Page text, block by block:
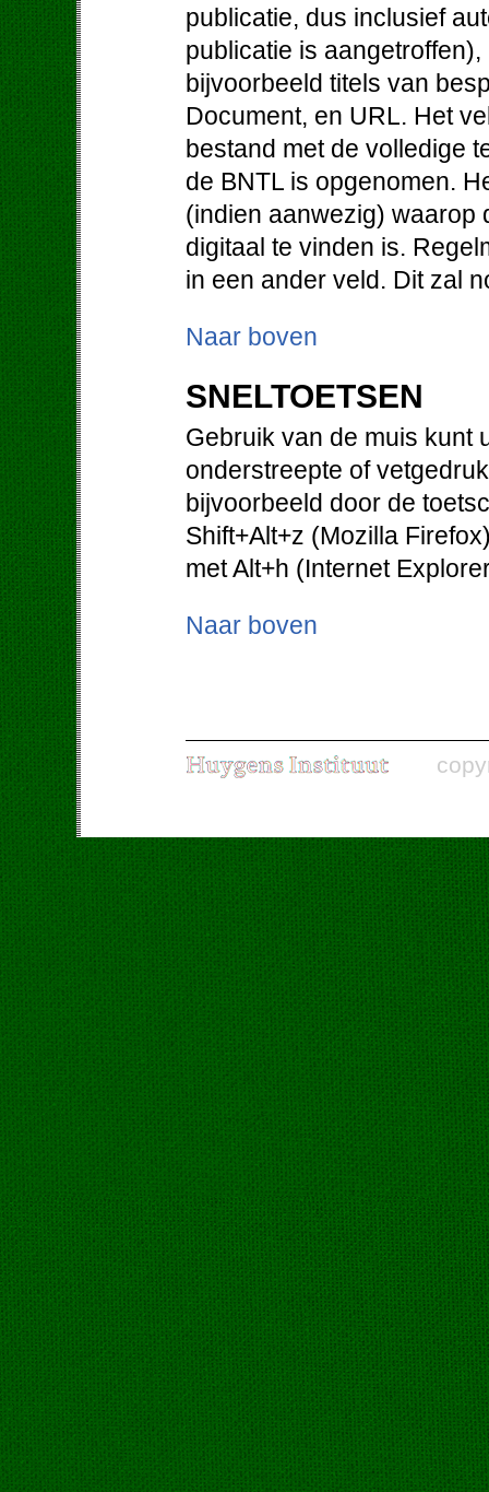
publicatie, dus inclusief
publicatie is
bijvoorbeeld titels van
Document, en URL. Het
bestand met de volledige
de BNTL is opgenomen.
(indien aanwezig) waarop
digitaal te vinden is.
in een ander veld. Dit zal
Naar boven
SNELTOETSEN
Gebruik van de muis kunt
onderstreepte of
bijvoorbeeld door de
Shift+Alt+z (Mozilla
met Alt+h (Internet
Naar boven